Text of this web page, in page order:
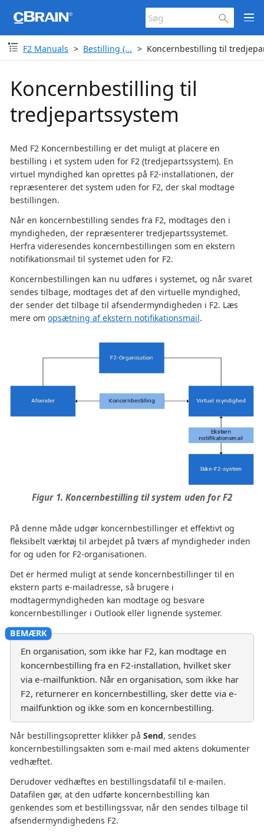
F2 Manuals Bestilling (... Koncernbestilling til
Koncernbestilling til
tredjepartssystem
Med F2 Koncernbestilling er det muligt at placere en
bestilling i et system uden for F2 (tredjepartssystem). En
virtuel myndighed kan oprettes på F2-installationen, der
repræsenterer det system uden for F2, der skal modtage
bestillingen.
Når en koncernbestilling sendes fra F2, modtages den i
myndigheden, der repræsenterer tredjepartssystemet.
Herfra videresendes koncernbestillingen som en ekstern
notifikationsmail til systemet uden for F2.
Koncernbestillingen kan nu udføres i systemet, og når svaret
sendes tilbage, modtages det af den virtuelle myndighed,
der sender det tilbage til afsendermyndigheden i F2. Læs
mere om opsætning af ekstern notifikationsmail.
Figur 1. Koncernbestilling til system uden for F2
På denne måde udgør koncernbestillinger et effektivt og
fleksibelt værktøj til arbejdet på tværs af myndigheder inden
for og uden for F2-organisationen.
Det er hermed muligt at sende koncernbestillinger til en
ekstern parts e-mailadresse, så brugere i
modtagermyndigheden kan modtage og besvare
koncernbestillinger i Outlook eller lignende systemer.
En organisation, som ikke har F2, kan modtage en
koncernbestilling fra en F2-installation, hvilket sker
via e-mailfunktion. Når en organisation, som ikke har
F2, returnerer en koncernbestilling, sker dette via e-
mailfunktion og ikke som en koncernbestilling.
Når bestillingsopretter klikker på Send, sendes
koncernbestillingsakten som e-mail med aktens dokumenter
vedhæftet.
Derudover vedhæftes en bestillingsdatafil til e-mailen.
Datafilen gør, at den udførte koncernbestilling kan
genkendes som et bestillingssvar, når den sendes tilbage til
afsendermyndighedens F2.